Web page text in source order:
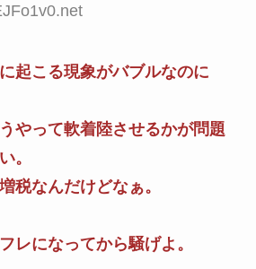
起こる現象がバブルなのに
やって軟着陸させるかが問題
。
税なんだけどなぁ。
レになってから騒げよ。